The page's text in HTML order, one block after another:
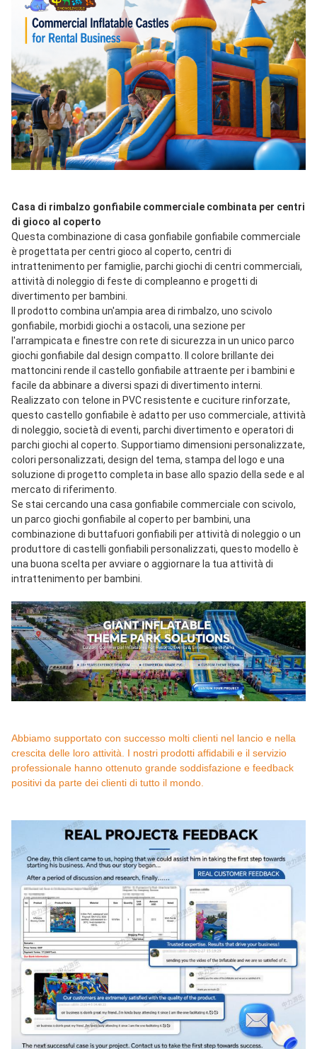
Casa di rimbalzo gonfiabile commerciale combinata per centri
di gioco al coperto
Questa combinazione di casa gonfiabile gonfiabile commerciale
è progettata per centri gioco al coperto, centri di
intrattenimento per famiglie, parchi giochi di centri commerciali,
attività di noleggio di feste di compleanno e progetti di
divertimento per bambini.
Il prodotto combina un'ampia area di rimbalzo, uno scivolo
gonfiabile, morbidi giochi a ostacoli, una sezione per
l'arrampicata e finestre con rete di sicurezza in un unico parco
giochi gonfiabile dal design compatto. Il colore brillante dei
mattoncini rende il castello gonfiabile attraente per i bambini e
facile da abbinare a diversi spazi di divertimento interni.
Realizzato con telone in PVC resistente e cuciture rinforzate,
questo castello gonfiabile è adatto per uso commerciale, attività
di noleggio, società di eventi, parchi divertimento e operatori di
parchi giochi al coperto. Supportiamo dimensioni personalizzate,
colori personalizzati, design del tema, stampa del logo e una
soluzione di progetto completa in base allo spazio della sede e al
mercato di riferimento.
Se stai cercando una casa gonfiabile commerciale con scivolo,
un parco giochi gonfiabile al coperto per bambini, una
combinazione di buttafuori gonfiabili per attività di noleggio o un
produttore di castelli gonfiabili personalizzati, questo modello è
una buona scelta per avviare o aggiornare la tua attività di
intrattenimento per bambini.
Abbiamo supportato con successo molti clienti nel lancio e nella
crescita delle loro attività. I nostri prodotti affidabili e il servizio
professionale hanno ottenuto grande soddisfazione e feedback
positivi da parte dei clienti di tutto il mondo.